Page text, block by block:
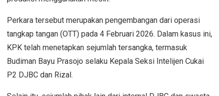
Perkara tersebut merupakan pengembangan dari operasi
tangkap tangan (OTT) pada 4 Februari 2026. Dalam kasus ini,
KPK telah menetapkan sejumlah tersangka, termasuk
Budiman Bayu Prasojo selaku Kepala Seksi Intelijen Cukai
P2 DJBC dan Rizal.